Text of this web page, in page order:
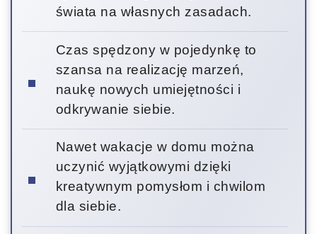
świata na własnych zasadach.
Czas spędzony w pojedynkę to
szansa na realizację marzeń,
naukę nowych umiejętności i
odkrywanie siebie.
Nawet wakacje w domu można
uczynić wyjątkowymi dzięki
kreatywnym pomysłom i chwilom
dla siebie.